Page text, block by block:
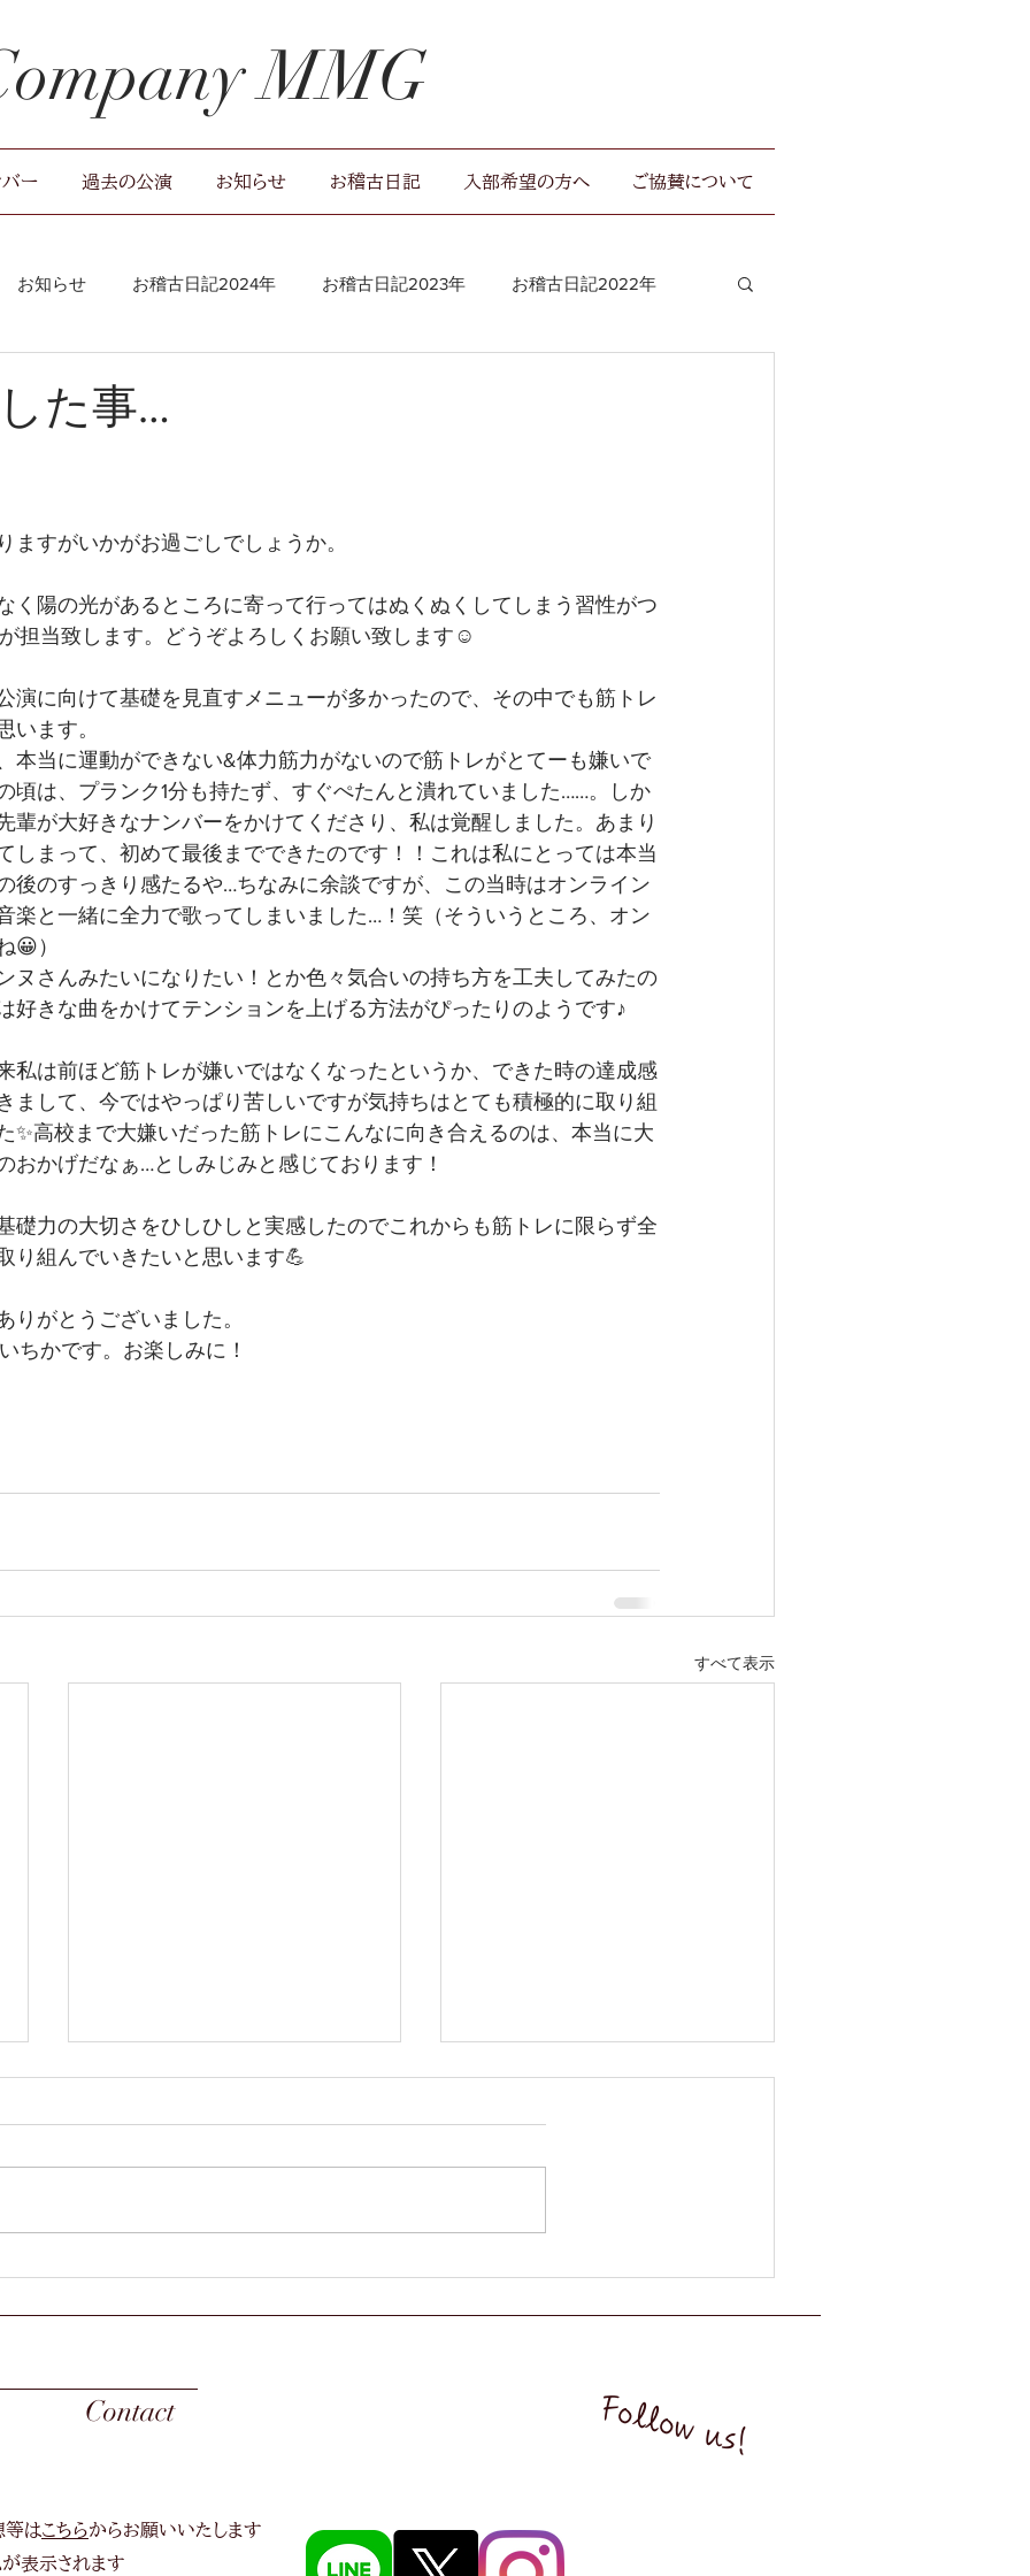
MMG
バー 過去の公演 お知らせ お稽古日記 入部希望の方へ ご協賛について
お知らせ お稽古日記2024年 お稽古日記2023年 お稽古日記2022年
た事…
ますがいかがお過ごしでしょうか。
く陽の光があるところに寄って行ってはぬくぬくしてしまう習性がつ
担当致します。どうぞよろしくお願い致します☺️
演に向けて基礎を見直すメニューが多かったので、その中でも筋トレ
います。
本当に運動ができない&体力筋力がないので筋トレがとてーも嫌いで
頃は、プランク1分も持たず、すぐぺたんと潰れていました……。しか
輩が大好きなナンバーをかけてくださり、私は覚醒しました。あまり
しまって、初めて最後までできたのです！！これは私にとっては本当
後のすっきり感たるや…ちなみに余談ですが、この当時はオンライン
楽と一緒に全力で歌ってしまいました…！笑（そういうところ、オン
😀）
ヌさんみたいになりたい！とか色々気合いの持ち方を工夫してみたの
好きな曲をかけてテンションを上げる方法がぴったりのようです♪
私は前ほど筋トレが嫌いではなくなったというか、できた時の達成感
まして、今ではやっぱり苦しいですが気持ちはとても積極的に取り組
✨高校まで大嫌いだった筋トレにこんなに向き合えるのは、本当に大
おかげだなぁ…としみじみと感じております！
礎力の大切さをひしひしと実感したのでこれからも筋トレに限らず全
り組んでいきたいと思います💪
りがとうございました。
ちかです。お楽しみに！
すべて表示
部室のお片付け
皆様こんにちは。 2021年の終わ
す。 先日、先輩方とともに部室
通り“足の踏み場がない”状態でし
最近のダンス練
皆さまこんにちは！今年ももう12
うぞよろしくお願い致します☺️
りました！私は振り付けを覚える
Contact
等はこちらからお願いいたします
が表示されます
Follow us!